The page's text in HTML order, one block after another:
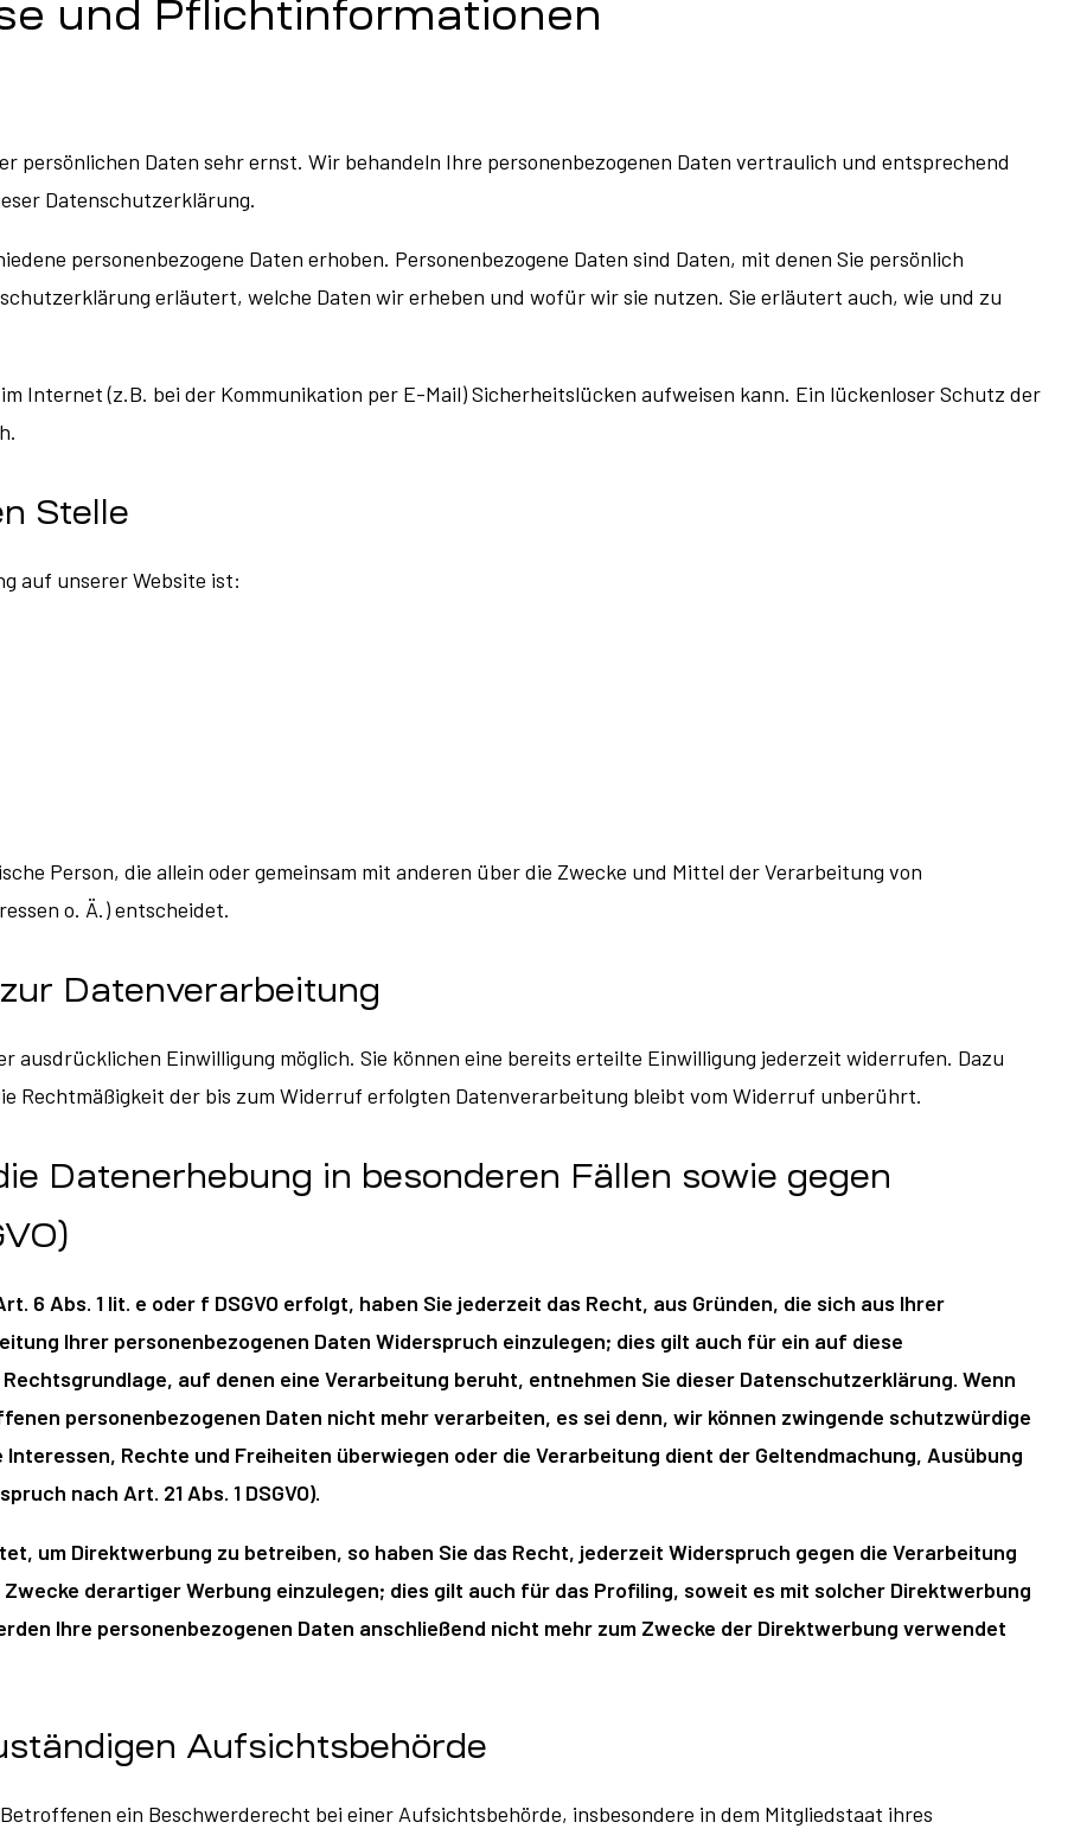
und Pflichtinformationen
persönlichen Daten sehr ernst. Wir behandeln Ihre personenbezogenen Daten vertraulich und entsprechend
Datenschutzerklärung.
personenbezogene Daten erhoben. Personenbezogene Daten sind Daten, mit denen Sie persönlich
erläutert, welche Daten wir erheben und wofür wir sie nutzen. Sie erläutert auch, wie und zu
Internet (z.B. bei der Kommunikation per E-Mail) Sicherheitslücken aufweisen kann. Ein lückenloser Schutz der
Stelle
auf unserer Website ist:
Person, die allein oder gemeinsam mit anderen über die Zwecke und Mittel der Verarbeitung von
o. Ä.) entscheidet.
Datenverarbeitung
ausdrücklichen Einwilligung möglich. Sie können eine bereits erteilte Einwilligung jederzeit widerrufen. Dazu
Rechtmäßigkeit der bis zum Widerruf erfolgten Datenverarbeitung bleibt vom Widerruf unberührt.
Datenerhebung in besonderen Fällen sowie gegen
6 Abs. 1 lit. e oder f DSGVO erfolgt, haben Sie jederzeit das Recht, aus Gründen, die sich aus Ihrer
Ihrer personenbezogenen Daten Widerspruch einzulegen; dies gilt auch für ein auf diese
auf denen eine Verarbeitung beruht, entnehmen Sie dieser Datenschutzerklärung. Wenn
personenbezogenen Daten nicht mehr verarbeiten, es sei denn, wir können zwingende schutzwürdige
Rechte und Freiheiten überwiegen oder die Verarbeitung dient der Geltendmachung, Ausübung
nach Art. 21 Abs. 1 DSGVO).
um Direktwerbung zu betreiben, so haben Sie das Recht, jederzeit Widerspruch gegen die Verarbeitung
derartiger Werbung einzulegen; dies gilt auch für das Profiling, soweit es mit solcher Direktwerbung
Ihre personenbezogenen Daten anschließend nicht mehr zum Zwecke der Direktwerbung verwendet
Aufsichtsbehörde
Betroffenen ein Beschwerderecht bei einer Aufsichtsbehörde, insbesondere in dem Mitgliedstaat ihres